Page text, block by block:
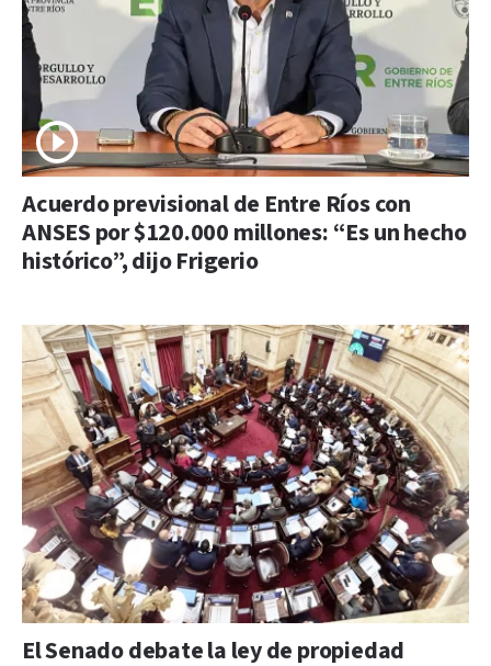
Acuerdo previsional de Entre Ríos con
ANSES por $120.000 millones: “Es un hecho
histórico”, dijo Frigerio
El Senado debate la ley de propiedad